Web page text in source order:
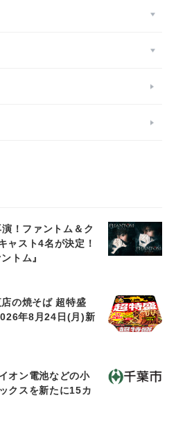
！ファントム＆ク
ャスト4名が決定！
トム』
店の焼そば 超特盛
年8月24日(月)新
オン電池などの小
クスを新たに15カ